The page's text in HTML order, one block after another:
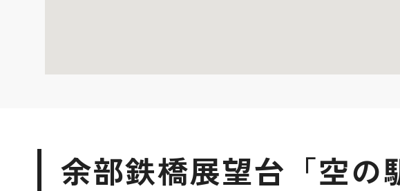
余部鉄橋展望台「空の